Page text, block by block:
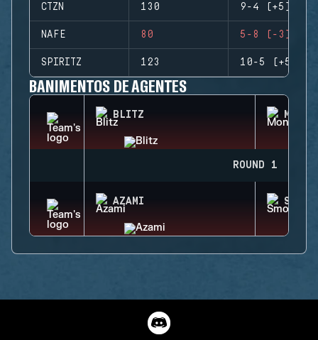
CTZN 130 9-4 (+5)
NAFE 80 5-8 (-3)
SPIRITZ 123 10-5 (+5)
BANIMENTOS DE AGENTES
BLITZ
ROUND 1
AZAMI SMOKE